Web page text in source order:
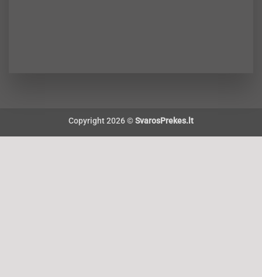
Copyright 2026 ©SvarosPrekes.lt